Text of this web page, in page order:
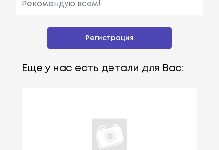
Рекомендую всем!
Регистрация
Еще у нас есть детали для Вас: